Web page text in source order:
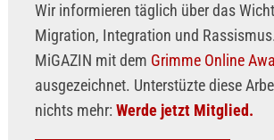
Wir informieren täglich über das
Migration, Integration und
MiGAZIN mit dem Grimme Online
ausgezeichnet. Unterstüzte diese
nichts mehr: Werde jetzt Mitglied.